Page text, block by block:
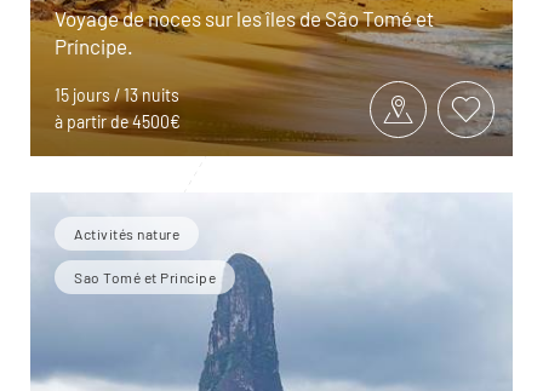
Voyage de noces sur les îles de São Tomé et
Príncipe.
15 jours / 13 nuits
à partir de 4500€
Activités nature
Sao Tomé et Principe